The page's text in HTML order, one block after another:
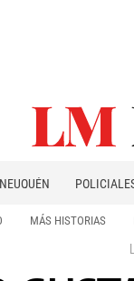
NEUQUÉN
MÁS HISTORIAS